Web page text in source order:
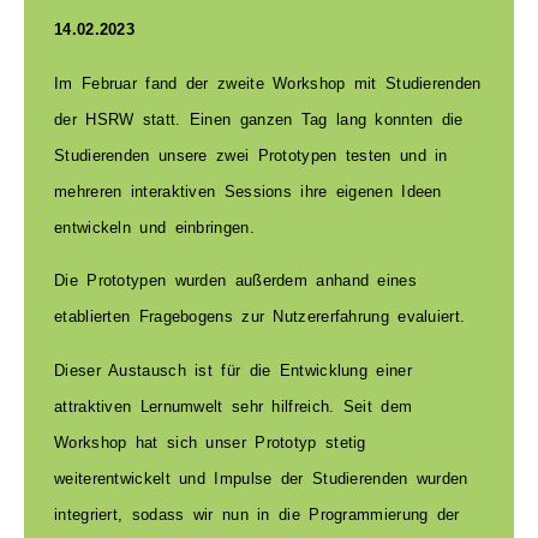
Kuh
© Denis
Malinko
14.02.2023
Im Februar fand der zweite Workshop mit Studierenden
der HSRW statt. Einen ganzen Tag lang konnten die
Studierenden unsere zwei Prototypen testen und in
mehreren interaktiven Sessions ihre eigenen Ideen
entwickeln und einbringen.
Die Prototypen wurden außerdem anhand eines
etablierten Fragebogens zur Nutzererfahrung evaluiert.
Dieser Austausch ist für die Entwicklung einer
attraktiven Lernumwelt sehr hilfreich. Seit dem
Workshop hat sich unser Prototyp stetig
weiterentwickelt und Impulse der Studierenden wurden
integriert, sodass wir nun in die Programmierung der